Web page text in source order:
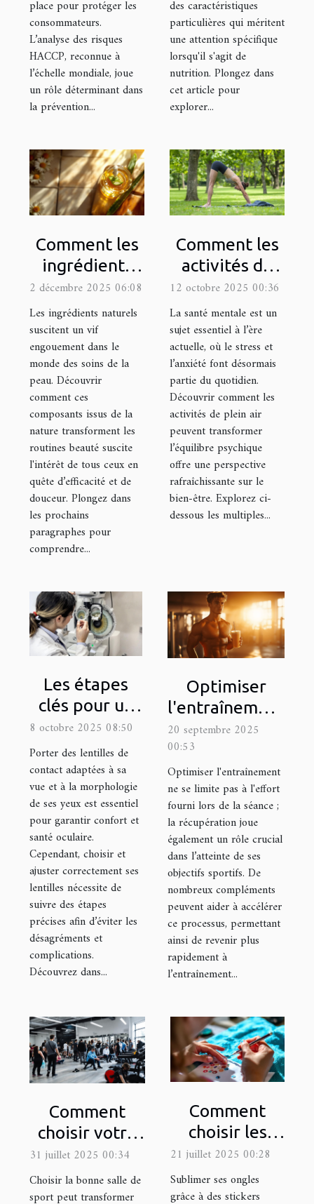
place pour protéger les
consommateurs.
L’analyse des risques
HACCP, reconnue à
l’échelle mondiale, joue
un rôle déterminant dans
la prévention...
des caractéristiques
particulières qui méritent
une attention spécifique
lorsqu'il s'agit de
nutrition. Plongez dans
cet article pour
explorer...
Comment les
ingrédients
naturels
améliorent
votre routine
de soins
2 décembre 2025 06:08
Les ingrédients naturels
suscitent un vif
engouement dans le
monde des soins de la
peau. Découvrir
comment ces
composants issus de la
nature transforment les
routines beauté suscite
l'intérêt de tous ceux en
quête d’efficacité et de
douceur. Plongez dans
les prochains
paragraphes pour
comprendre...
Comment les
activités de
plein air
améliorent-
elles votre
santé mentale
?
12 octobre 2025 00:36
La santé mentale est un
sujet essentiel à l’ère
actuelle, où le stress et
l’anxiété font désormais
partie du quotidien.
Découvrir comment les
activités de plein air
peuvent transformer
l’équilibre psychique
offre une perspective
rafraîchissante sur le
bien-être. Explorez ci-
dessous les multiples...
Les étapes
clés pour un
ajustement
parfait de
lentilles de
contact
8 octobre 2025 08:50
Porter des lentilles de
contact adaptées à sa
vue et à la morphologie
de ses yeux est essentiel
pour garantir confort et
santé oculaire.
Cependant, choisir et
ajuster correctement ses
lentilles nécessite de
suivre des étapes
précises afin d’éviter les
désagréments et
complications.
Découvrez dans...
Optimiser
l'entraînement
: Quels
compléments
pour la
récupération
rapide ?
20 septembre 2025
00:53
Optimiser l'entraînement
ne se limite pas à l'effort
fourni lors de la séance ;
la récupération joue
également un rôle crucial
dans l’atteinte de ses
objectifs sportifs. De
nombreux compléments
peuvent aider à accélérer
ce processus, permettant
ainsi de revenir plus
rapidement à
l’entraînement...
Comment
choisir votre
prochaine
salle de sport
pour
31 juillet 2025 00:34
Choisir la bonne salle de
sport peut transformer
Comment
choisir les
meilleurs
motifs de
stickers pour
21 juillet 2025 00:28
Sublimer ses ongles
grâce à des stickers